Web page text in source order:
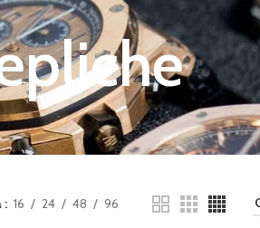
16 24 48 96